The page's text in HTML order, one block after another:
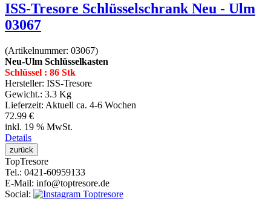
ISS-Tresore Schlüsselschrank Neu - Ulm
03067
(Artikelnummer: 03067)
Neu-Ulm Schlüsselkasten
Schlüssel : 86 Stk
Hersteller: ISS-Tresore
Gewicht.: 3.3 Kg
Lieferzeit: Aktuell ca. 4-6 Wochen
72.99 €
inkl. 19 % MwSt.
Details
TopTresore
Tel.: 0421-60959133
E-Mail: info@toptresore.de
Social: